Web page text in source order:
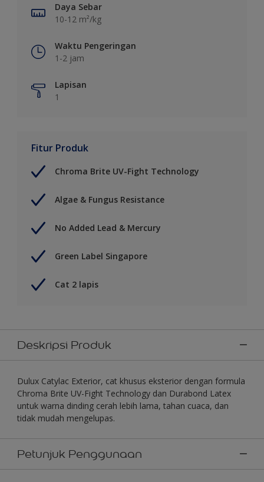
Daya Sebar
10-12 m²/kg
Waktu Pengeringan
1-2 jam
Lapisan
1
Fitur Produk
Chroma Brite UV-Fight Technology
Algae & Fungus Resistance
No Added Lead & Mercury
Green Label Singapore
Cat 2 lapis
Deskripsi Produk
Dulux Catylac Exterior, cat khusus eksterior dengan formula
Chroma Brite UV-Fight Technology dan Durabond Latex
untuk warna dinding cerah lebih lama, tahan cuaca, dan
tidak mudah mengelupas.
Petunjuk Penggunaan